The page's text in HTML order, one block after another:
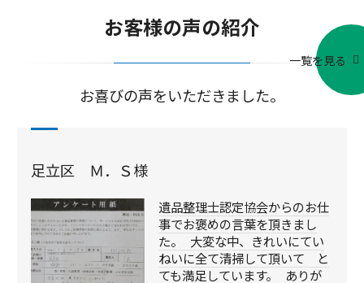
お客様の声の紹介
お喜びの声をいただきました。
一覧を見る
足立区 Ｍ．Ｓ様
遺品整理士認定協会からのお仕
事でお褒めの言葉を頂きまし
た。 大変な中、きれいにてい
ねいに全て清掃して頂いて と
ても満足しています。 ありが